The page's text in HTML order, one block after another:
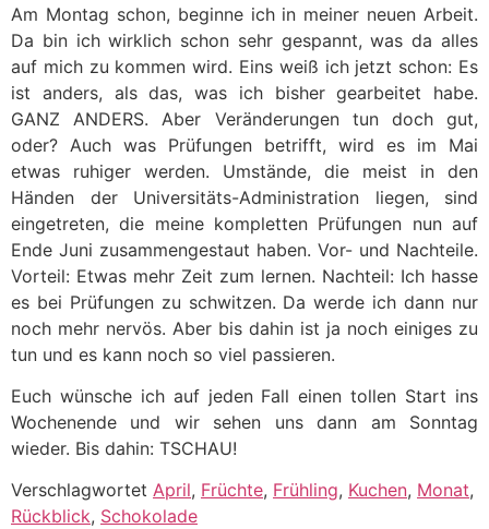
Am Montag schon, beginne ich in meiner neuen Arbeit.
Da bin ich wirklich schon sehr gespannt, was da alles
auf mich zu kommen wird. Eins weiß ich jetzt schon: Es
ist anders, als das, was ich bisher gearbeitet habe.
GANZ ANDERS. Aber Veränderungen tun doch gut,
oder? Auch was Prüfungen betrifft, wird es im Mai
etwas ruhiger werden. Umstände, die meist in den
Händen der Universitäts-Administration liegen, sind
eingetreten, die meine kompletten Prüfungen nun auf
Ende Juni zusammengestaut haben. Vor- und Nachteile.
Vorteil: Etwas mehr Zeit zum lernen. Nachteil: Ich hasse
es bei Prüfungen zu schwitzen. Da werde ich dann nur
noch mehr nervös. Aber bis dahin ist ja noch einiges zu
tun und es kann noch so viel passieren.
Euch wünsche ich auf jeden Fall einen tollen Start ins
Wochenende und wir sehen uns dann am Sonntag
wieder. Bis dahin: TSCHAU!
Verschlagwortet April, Früchte, Frühling, Kuchen, Monat,
Rückblick, Schokolade